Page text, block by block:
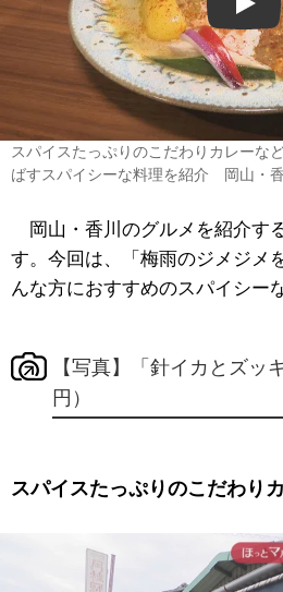
Play
スパイスたっぷりのこだわりカレー
ばすスパイシーな料理を紹介 岡山・香
岡山・香川のグルメを紹介す
す。今回は、「梅雨のジメジメ
んな方におすすめのスパイシー
【写真】「針イカとズッ
円）
スパイスたっぷりのこだわり